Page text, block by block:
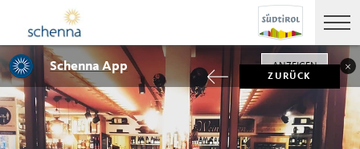
ZURÜCK
Schenna App ANZEIGEN